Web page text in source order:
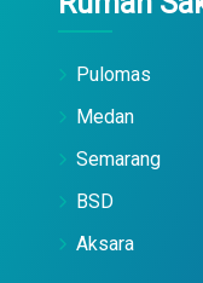
Pulomas
Medan
Semarang
BSD
Aksara